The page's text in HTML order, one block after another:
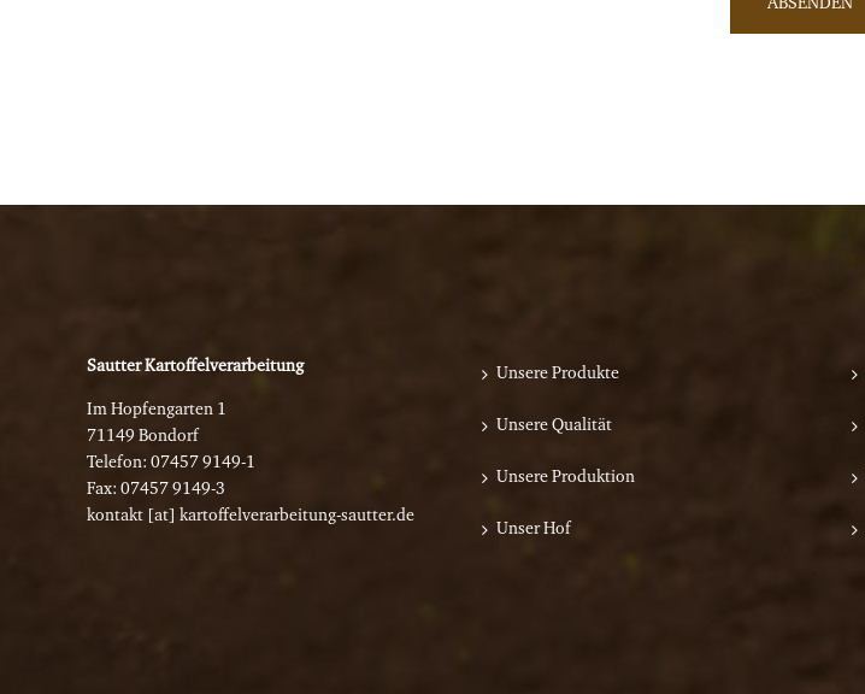
Sautter Kartoffelverarbeitung
Im Hopfengarten 1
71149 Bondorf
Telefon: 07457 9149-1
Fax: 07457 9149-3
kontakt [at] kartoffelverarbeitung-sautter.de
Unsere Produkte
Unsere Qualität
Unsere Produktion
Unser Hof